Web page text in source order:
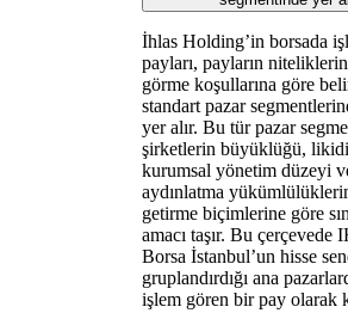
İhlas Holding’in borsada
payları, payların
görme koşullarına göre
standart pazar
yer alır. Bu tür pazar
şirketlerin büyüklüğü,
kurumsal yönetim düzeyi
aydınlatma
getirme biçimlerine göre
amacı taşır. Bu çerçevede
Borsa İstanbul’un hisse
gruplandırdığı ana
işlem gören bir pay olarak